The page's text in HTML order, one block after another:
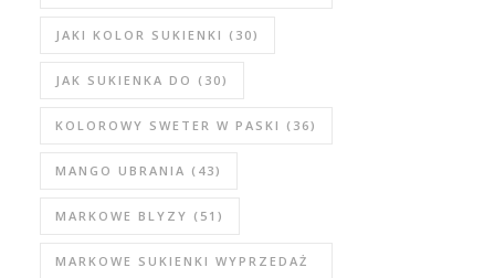
JAKI KOLOR SUKIENKI (30)
JAK SUKIENKA DO (30)
KOLOROWY SWETER W PASKI (36)
MANGO UBRANIA (43)
MARKOWE BLYZY (51)
MARKOWE SUKIENKI WYPRZEDAŻ